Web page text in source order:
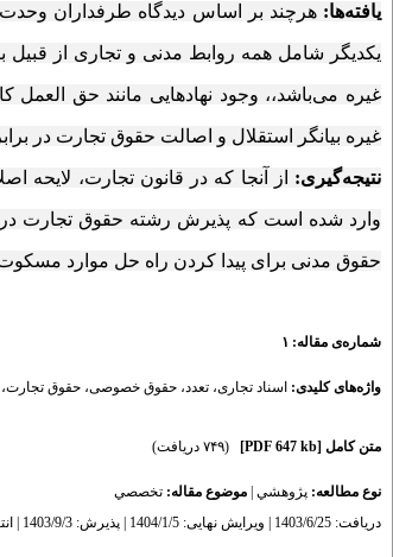
یافته‌ها: هرچند بر اساس دیدگاه طرفداران
یکدیگر شامل همه روابط مدنی و تجاری از قبیل
غیره می‌باشد،، وجود نهادهایی مانند حق
غیره بیانگر استقلال و اصالت حقوق تجارت در
نتیجه‌گیری: از آنجا که در قانون تجارت،
وارد شده است که پذیرش رشته حقوق تجارت
حقوق مدنی برای پیدا کردن راه حل موارد
شماره‌ی مقاله: ۱
واژه‌های کلیدی: اسناد تجاری، تعدد، حقوق خصوصی، حقوق تجارت،
متن کامل [PDF 647 kb] (۷۴۹ دریافت)
نوع مطالعه: پژوهشي موضوع مقاله: تخصصي
دریافت: 1403/6/25 | ویرایش نهایی: 1404/1/5 | پذیرش: 1403/9/3 | انتشار: 1403/10/1